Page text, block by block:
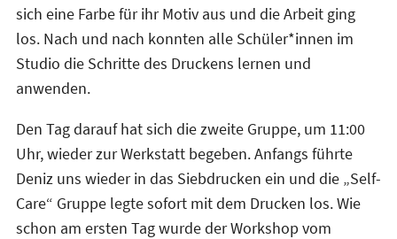
sich eine Farbe für ihr Motiv aus und die Arbeit ging
los. Nach und nach konnten alle Schüler*innen im
Studio die Schritte des Druckens lernen und
anwenden.
Den Tag darauf hat sich die zweite Gruppe, um 11:00
Uhr, wieder zur Werkstatt begeben. Anfangs führte
Deniz uns wieder in das Siebdrucken ein und die „Self-
Care“ Gruppe legte sofort mit dem Drucken los. Wie
schon am ersten Tag wurde der Workshop vom